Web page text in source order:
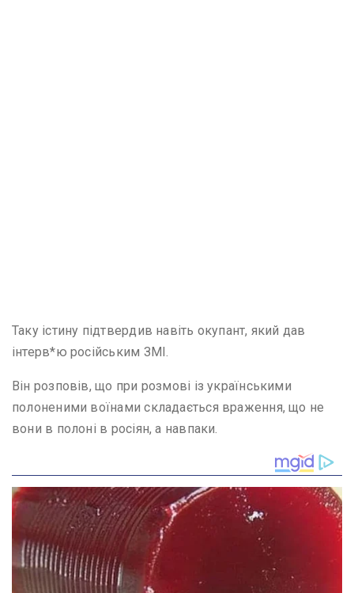
Таку істину підтвердив навіть окупант, який дав
інтерв*ю російським ЗМІ.
Він розповів, що при розмові із українськими
полоненими воїнами складається враження, що не
вони в полоні в росіян, а навпаки.